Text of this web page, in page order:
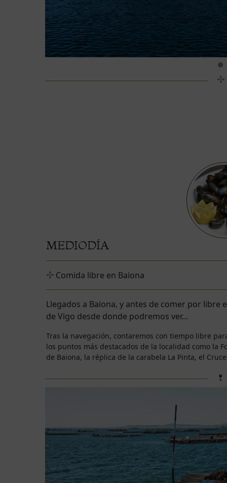
MEDIODÍA
Comida libre en Baiona
Llegados a Baiona, y antes de comer por
de Vigo desde donde podremos ver…
Tras la navegación, contaremos con tiempo libre
los puntos más destacados de la localidad como la
de Baiona, la réplica de la carabela La Pinta, el